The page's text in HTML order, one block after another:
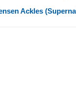
Ackles